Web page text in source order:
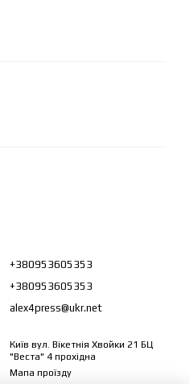
+380953605353
+380953605353
alex4press@ukr.net
Київ вул. Вікетнія Хвойки 21 БЦ
"Веста" 4 прохідна
Мапа проїзду